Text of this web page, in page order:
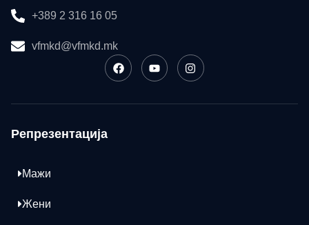
+389 2 316 16 05
vfmkd@vfmkd.mk
Репрезентација
Мажи
Жени